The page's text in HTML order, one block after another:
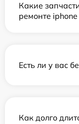
Какие
ремонте
Есть ли у вас
Как долго